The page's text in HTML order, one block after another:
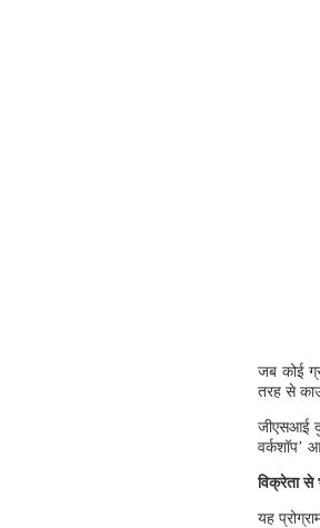
जब कोई
तरह से
जीएसआई
वर्कशॉप’
विक्रेता से
यह